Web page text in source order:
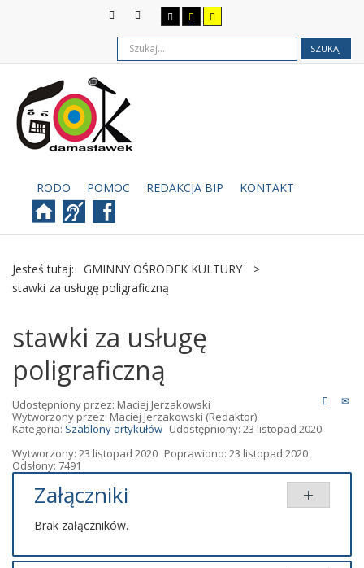
SZUKAJ
RODO POMOC REDAKCJA BIP KONTAKT
Jesteś tutaj: GMINNY OŚRODEK KULTURY
>
stawki za usługę poligraficzną
stawki za usługę
poligraficzną
Udostępniony przez: Maciej Jerzakowski
Wytworzony przez: Maciej Jerzakowski (Redaktor)
Kategoria: Szablony artykułów Udostępniony: 23 listopad 2020
Wytworzony: 23 listopad 2020 Poprawiono: 23 listopad 2020
Odsłony: 7491
Załączniki
Brak załączników.